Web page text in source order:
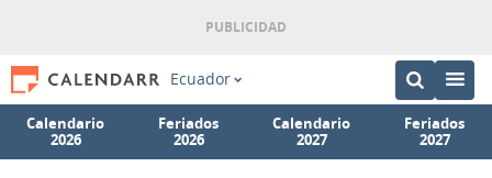
Ecuador
Calendario
2026
Feriados
2026
Calendario
2027
Feriados
2027